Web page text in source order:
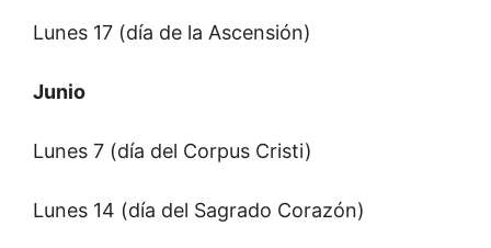
Lunes 17 (día de la Ascensión)
Junio
Lunes 7 (día del Corpus Cristi)
Lunes 14 (día del Sagrado Corazón)